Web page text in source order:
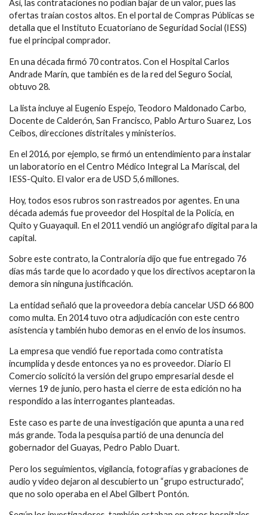
Así, las contrataciones no podían bajar de un valor, pues las
ofertas traían costos altos. En el portal de Compras Públicas se
detalla que el Instituto Ecuatoriano de Seguridad Social (IESS)
fue el principal comprador.
En una década firmó 70 contratos. Con el Hospital Carlos
Andrade Marín, que también es de la red del Seguro Social,
obtuvo 28.
La lista incluye al Eugenio Espejo, Teodoro Maldonado Carbo,
Docente de Calderón, San Francisco, Pablo Arturo Suarez, Los
Ceibos, direcciones distritales y ministerios.
En el 2016, por ejemplo, se firmó un entendimiento para instalar
un laboratorio en el Centro Médico Integral La Mariscal, del
IESS-Quito. El valor era de USD 5,6 millones.
Hoy, todos esos rubros son rastreados por agentes. En una
década además fue proveedor del Hospital de la Policía, en
Quito y Guayaquil. En el 2011 vendió un angiógrafo digital para la
capital.
Sobre este contrato, la Contraloría dijo que fue entregado 76
días más tarde que lo acordado y que los directivos aceptaron la
demora sin ninguna justificación.
La entidad señaló que la proveedora debía cancelar USD 66 800
como multa. En 2014 tuvo otra adjudicación con este centro
asistencia y también hubo demoras en el envío de los insumos.
La empresa que vendió fue reportada como contratista
incumplida y desde entonces ya no es proveedor. Diario El
Comercio solicitó la versión del grupo empresarial desde el
viernes 19 de junio, pero hasta el cierre de esta edición no ha
respondido a las interrogantes planteadas.
Este caso es parte de una investigación que apunta a una red
más grande. Toda la pesquisa partió de una denuncia del
gobernador del Guayas, Pedro Pablo Duart.
Pero los seguimientos, vigilancia, fotografías y grabaciones de
audio y video dejaron al descubierto un “grupo estructurado”,
que no solo operaba en el Abel Gilbert Pontón.